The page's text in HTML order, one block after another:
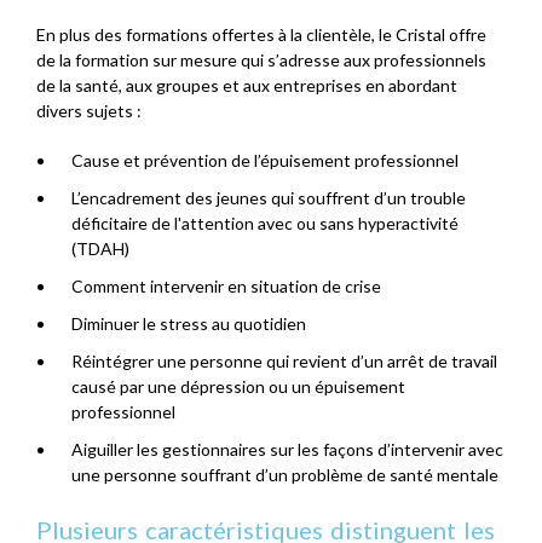
En plus des formations offertes à la clientèle, le Cristal offre
de la formation sur mesure qui s’adresse aux professionnels
de la santé, aux groupes et aux entreprises en abordant
divers sujets :
Cause et prévention de l’épuisement professionnel
L’encadrement des jeunes qui souffrent d’un trouble
déficitaire de l'attention avec ou sans hyperactivité
(TDAH)
Comment intervenir en situation de crise
Diminuer le stress au quotidien
Réintégrer une personne qui revient d’un arrêt de travail
causé par une dépression ou un épuisement
professionnel
Aiguiller les gestionnaires sur les façons d’intervenir avec
une personne souffrant d’un problème de santé mentale
Plusieurs caractéristiques distinguent les